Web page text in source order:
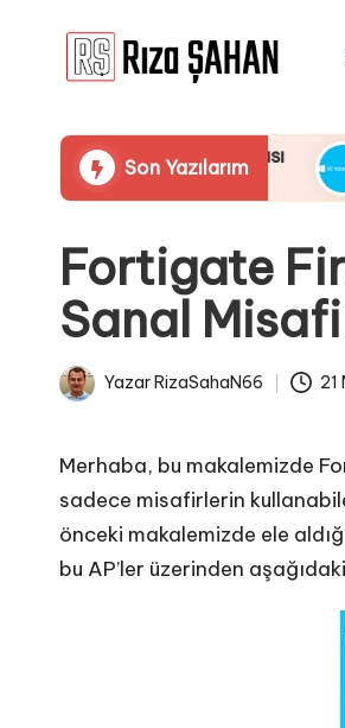
content
ı
z
a
Ş
A
H
N
Bilgi
Paylaşım
Portalı
Son Yazılarım
Yapmaması
25
Fortigate
Sanal
Posted
Yazar RizaSahaN66 21
Merhaba, bu makalemizde
sadece misafirlerin
önceki makalemizde ele
bu AP’ler üzerinden